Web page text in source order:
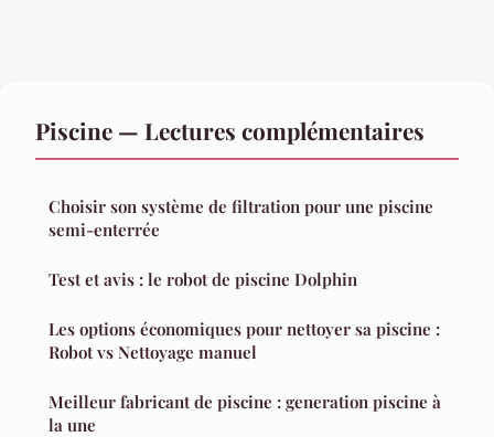
Piscine — Lectures complémentaires
Choisir son système de filtration pour une piscine
semi-enterrée
Test et avis : le robot de piscine Dolphin
Les options économiques pour nettoyer sa piscine :
Robot vs Nettoyage manuel
Meilleur fabricant de piscine : generation piscine à
la une